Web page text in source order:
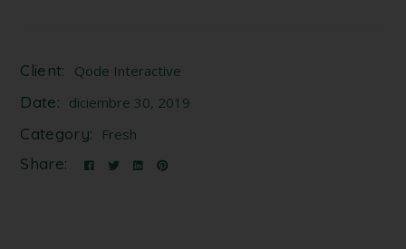
Client: Qode Interactive
Date: diciembre 30, 2019
Category: Fresh
Share: